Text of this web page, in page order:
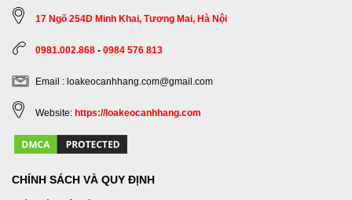
17 Ngõ 254D Minh Khai, Tương Mai, Hà Nội
0981.002.868 - 0984 576 813
Email : loakeocanhhang.com@gmail.com
Website: https://loakeocanhhang.com
CHÍNH SÁCH VÀ QUY ĐỊNH